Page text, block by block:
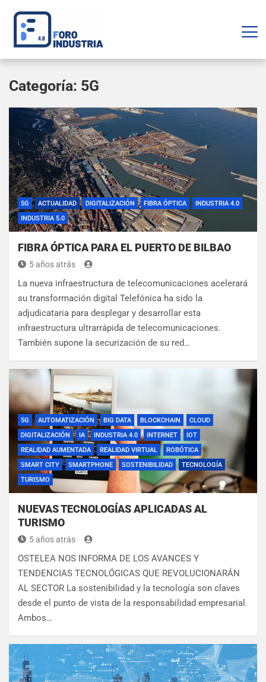
Categoría: 5G
5G ACTUALIDAD DIGITALIZACIÓN FIBRA ÓPTICA
INDUSTRIA 4.0
INDUSTRIA 5.0
FIBRA ÓPTICA PARA EL PUERTO DE BILBAO
5 años atrás
La nueva infraestructura de telecomunicaciones acelerará
su transformación digital Telefónica ha sido la
adjudicataria para desplegar y desarrollar esta
infraestructura ultrarrápida de telecomunicaciones.
También supone la securización de su red…
5G AUTOMATIZACIÓN BIG DATA BLOCKCHAIN
CLOUD
DIGITALIZACIÓN
IA INDUSTRIA 4.0 INTERNET
IOT
REALIDAD AUMENTADA
REALIDAD VIRTUAL
ROBÓTICA
SMART CITY
SMARTPHONE SOSTENIBILIDAD
TECNOLOGÍA
TURISMO
NUEVAS TECNOLOGÍAS APLICADAS AL
TURISMO
5 años atrás
OSTELEA NOS INFORMA DE LOS AVANCES Y
TENDENCIAS TECNOLÓGICAS QUE REVOLUCIONARÁN
AL SECTOR La sostenibilidad y la tecnología son claves
desde el punto de vista de la responsabilidad empresarial.
Ambos…